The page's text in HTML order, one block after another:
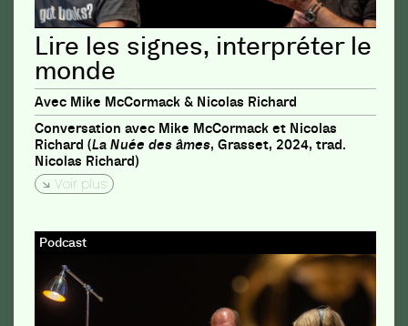
Lire les signes, interpréter le
monde
Avec Mike McCormack & Nicolas Richard
Conversation avec Mike McCormack et Nicolas
Richard (La Nuée des âmes, Grasset, 2024, trad.
Nicolas Richard)
Voir plus
Podcast